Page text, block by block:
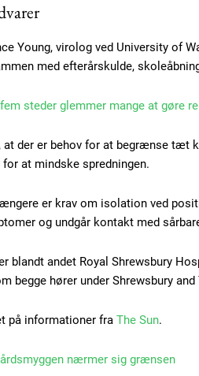
Young, virolog ved University of
med efterårskulde,
steder glemmer mange at gøre
at der er behov for at begrænse tæt
at mindske spredningen.
er krav om isolation ved
og undgår kontakt med
blandt andet Royal Shrewsbury
begge hører under Shrewsbury
på informationer fra The Sun.
nærmer sig grænsen